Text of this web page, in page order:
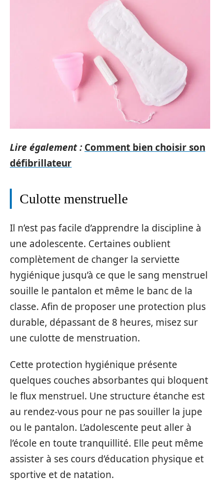
Lire également : Comment bien choisir son
défibrillateur
Culotte menstruelle
Il n’est pas facile d’apprendre la discipline à
une adolescente. Certaines oublient
complètement de changer la serviette
hygiénique jusqu’à ce que le sang menstruel
souille le pantalon et même le banc de la
classe. Afin de proposer une protection plus
durable, dépassant de 8 heures, misez sur
une culotte de menstruation.
Cette protection hygiénique présente
quelques couches absorbantes qui bloquent
le flux menstruel. Une structure étanche est
au rendez-vous pour ne pas souiller la jupe
ou le pantalon. L’adolescente peut aller à
l’école en toute tranquillité. Elle peut même
assister à ses cours d’éducation physique et
sportive et de natation.